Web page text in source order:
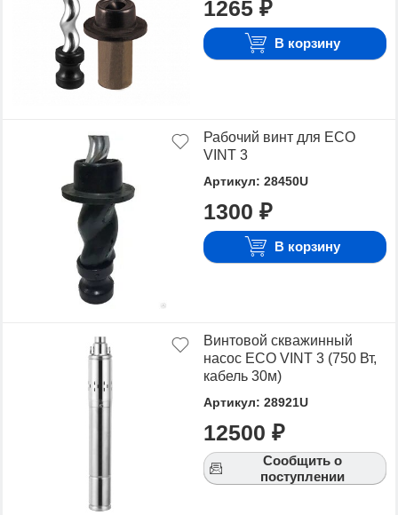
1265 ₽
В корзину
Рабочий винт для ECO
VINT 3
Артикул: 28450U
1300 ₽
В корзину
Винтовой скважинный
насос ECO VINT 3 (750 Вт,
кабель 30м)
Артикул: 28921U
12500 ₽
Сообщить о
поступлении